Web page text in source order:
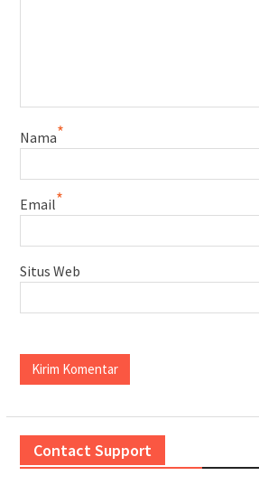
Nama*
Email*
Situs Web
Contact Support